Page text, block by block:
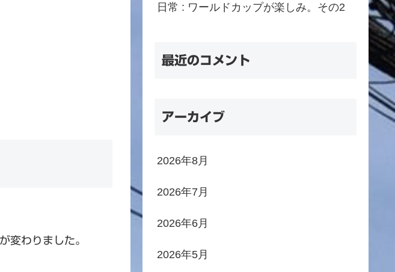
変わりました。
日常 : ワールドカップが楽しみ。その2
最近のコメント
アーカイブ
2026年8月
2026年7月
2026年6月
2026年5月